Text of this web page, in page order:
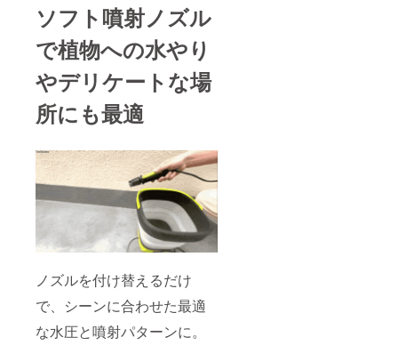
ソフト噴射ノズル
で植物への水やり
やデリケートな場
所にも最適
ノズルを付け替えるだけ
で、シーンに合わせた最適
な水圧と噴射パターンに。